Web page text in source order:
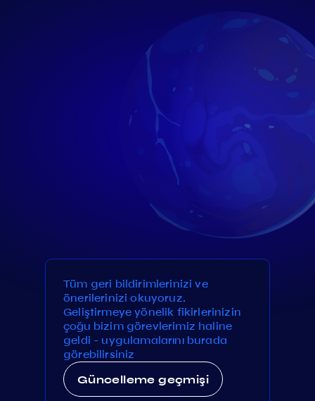
Tüm geri bildirimlerinizi ve
önerilerinizi okuyoruz.
Geliştirmeye yönelik fikirlerinizin
çoğu bizim görevlerimiz haline
geldi - uygulamalarını burada
görebilirsiniz
Güncelleme geçmişi